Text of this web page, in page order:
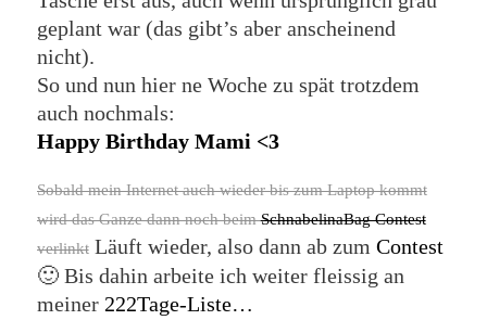
geplant war (das gibt’s aber anscheinend
nicht).
So und nun hier ne Woche zu spät trotzdem
auch nochmals:
Happy Birthday Mami <3
Sobald mein Internet auch wieder bis zum Laptop kommt
wird das Ganze dann noch beimSchnabelinaBag Contest
verlinktLäuft wieder, also dann ab zum Contest
🙂 Bis dahin arbeite ich weiter fleissig an
meiner 222Tage-Liste…